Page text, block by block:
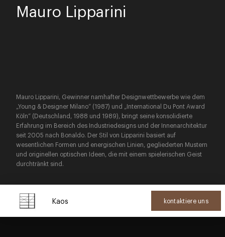
Mauro Lipparini
Mauro Lipparini, Gewinner namhafter Designwettbewerbe wie dem
„Young & Designer Milano“ (1987) und „International Du Pont Award
Köln“ (Deutschland, 1988 und 1989), bringt seine konsolidierte
Erfahrung im Bereich des Industriedesigns und der Innenarchitektur
seit 2005 nach Bonaldo. Der Stil von Lipparini basiert auf
wesentlichen Formen und energischen Linien, gegliederten Mustern
und originellen optischen Ideen, die mit einem spielerischen Geist
durchtränkt sind.
Kaos kontaktiere uns